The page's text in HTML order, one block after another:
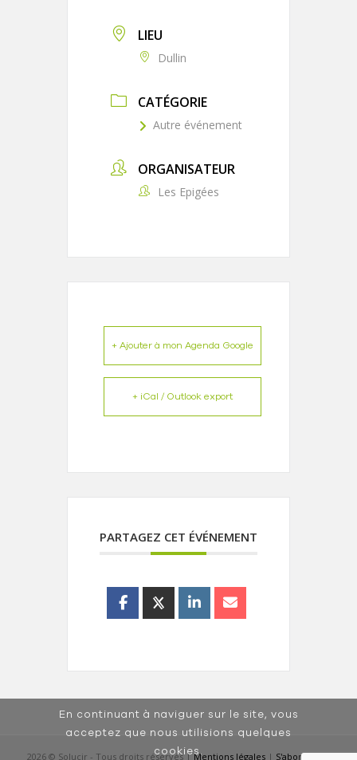
LIEU
Dullin
CATÉGORIE
Autre événement
ORGANISATEUR
Les Epigées
+ Ajouter à mon Agenda Google
+ iCal / Outlook export
PARTAGEZ CET ÉVÉNEMENT
2026 © Solucir - Tous droits réservés | Mentions légales| S'abonner à
En continuant à naviguer sur le site, vous
acceptez que nous utilisions quelques
cookies.